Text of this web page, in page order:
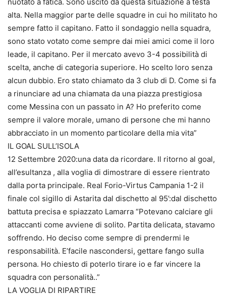
alta. Nella maggior parte delle squadre in cui ho militato ho
sempre fatto il capitano. Fatto il sondaggio nella squadra,
sono stato votato come sempre dai miei amici come il loro
leade, il capitano. Per il mercato avevo 3-4 possibilità di
scelta, anche di categoria superiore. Ho scelto loro senza
alcun dubbio. Ero stato chiamato da 3 club di D. Come si fa
a rinunciare ad una chiamata da una piazza prestigiosa
come Messina con un passato in A? Ho preferito come
sempre il valore morale, umano di persone che mi hanno
abbracciato in un momento particolare della mia vita”
IL GOAL SULL’ISOLA
12 Settembre 2020:una data da ricordare. Il ritorno al goal,
all’esultanza , alla voglia di dimostrare di essere rientrato
dalla porta principale. Real Forio-Virtus Campania 1-2 il
finale col sigillo di Astarita dal dischetto al 95’:dal dischetto
battuta precisa e spiazzato Lamarra “Potevano calciare gli
attaccanti come avviene di solito. Partita delicata, stavamo
soffrendo. Ho deciso come sempre di prendermi le
responsabilità. E’facile nascondersi, gettare fango sulla
persona. Ho chiesto di poterlo tirare io e far vincere la
squadra con personalità..”
LA VOGLIA DI RIPARTIRE